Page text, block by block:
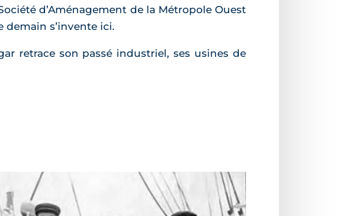
d’Aménagement de la Métropole Ouest
demain s’invente ici.
retrace son passé industriel, ses usines de